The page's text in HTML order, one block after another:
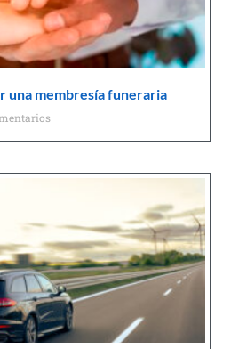
una membresía funeraria